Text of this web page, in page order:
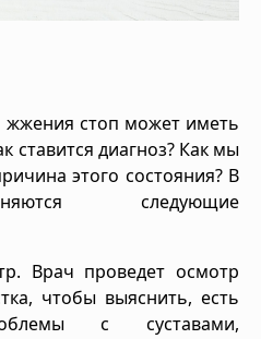
стоп может иметь
ставится диагноз? Как мы
этого состояния? В
следующие
Врач проведет осмотр
чтобы выяснить, есть
с суставами,